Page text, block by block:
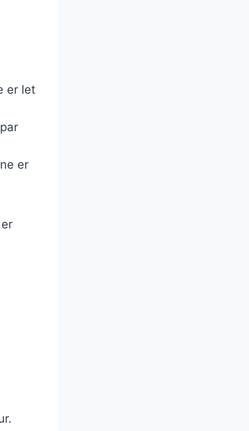
er let
er